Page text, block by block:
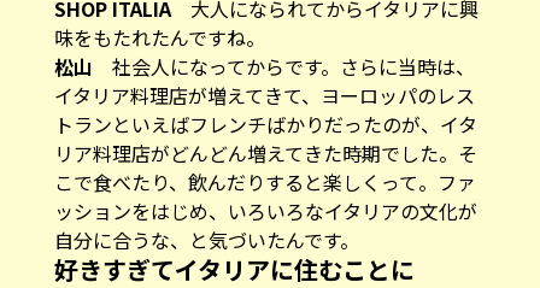
SHOP ITALIA大人になられてからイタリアに興
味をもたれたんですね。
松山 社会人になってからです。さらに当時は、
イタリア料理店が増えてきて、ヨーロッパのレス
トランといえばフレンチばかりだったのが、イタ
リア料理店がどんどん増えてきた時期でした。そ
こで食べたり、飲んだりすると楽しくって。ファ
ッションをはじめ、いろいろなイタリアの文化が
自分に合うな、と気づいたんです。
好きすぎてイタリアに住むことに